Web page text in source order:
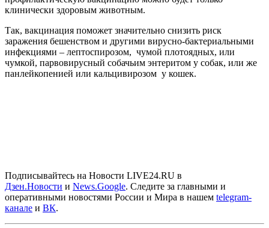
клинически здоровым животным.
Так, вакцинация поможет значительно снизить риск
заражения бешенством и другими вирусно-бактериальными
инфекциями – лептоспирозом, чумой плотоядных, или
чумкой, парвовирусный собачьим энтеритом у собак, или же
панлейкопенией или кальцивирозом у кошек.
Подписывайтесь на Новости LIVE24.RU в
Дзен.Новости и News.Google. Следите за главными и
оперативными новостями России и Мира в нашем telegram-
канале и ВК.